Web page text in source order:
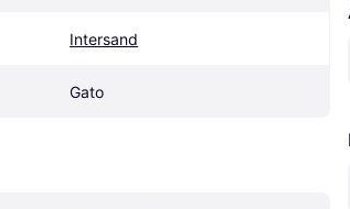
Intersand
Gato